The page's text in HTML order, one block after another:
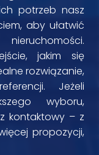
potrzeb nasz
aby ułatwić
jakim się
rozwiązanie,
Jeżeli
wyboru,
kontaktowy – z
propozycji,